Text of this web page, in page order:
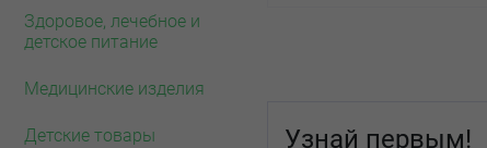
Здоровое, лечебное и
детское питание
Медицинские изделия
Детские товары Узнай первым!